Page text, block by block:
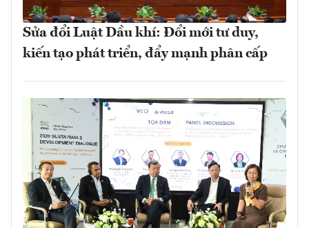
Sửa đổi Luật Dầu khí: Đổi mới tư duy,
kiến tạo phát triển, đẩy mạnh phân cấp